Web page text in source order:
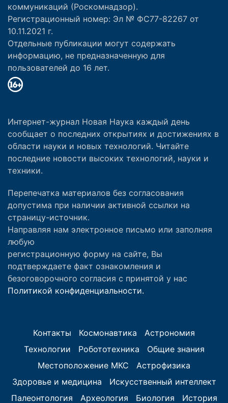
коммуникаций (Роскомнадзор).
Регистрационный номер: Эл № ФС77-82267 от
10.11.2021 г.
Отдельные публикации могут содержать
информацию, не предназначенную для
пользователей до 16 лет.
Интернет-журнал Новая Наука каждый день
сообщает о последних открытиях и достижениях в
области науки и новых технологий. Читайте
последние новости высоких технологий, науки и
техники.
Перепечатка материалов без согласования
допустима при наличии активной ссылки на
страницу-источник.
Направляя нам электронное письмо или заполняя
любую
регистрационную форму на сайте, Вы
подтверждаете факт ознакомления и
безоговорочного согласия с принятой у нас
Политикой конфиденциальности.
Контакты Космонавтика
Астрономия
Технологии
Робототехника
Общие знания
Местоположение МКС
Астрофизика
Здоровье и медицина
Искусственный интеллект
Палеонтология
Археология Биология История